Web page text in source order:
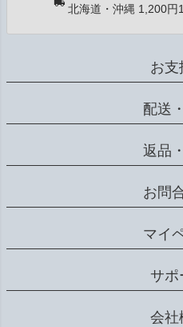
北海道・沖縄 1,200円
お支
配送
返品
お問
マイ
サポ
会社